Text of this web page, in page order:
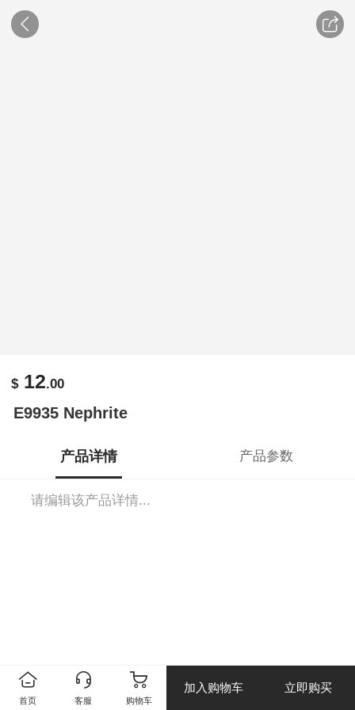
$ 12.00
E9935 Nephrite
产品详情 产品参数
请编辑该产品详情...
首页 客服 购物车
加入购物车 立即购买